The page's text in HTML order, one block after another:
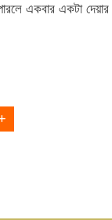
একবার একটা দেয়ার